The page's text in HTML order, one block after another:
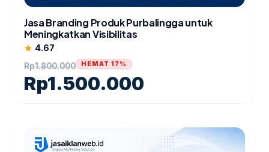
Jasa Branding Produk Purbalingga untuk
Meningkatkan Visibilitas
star 4.67
Rp1.800.000
Rp1.500.000
HEMAT 17%